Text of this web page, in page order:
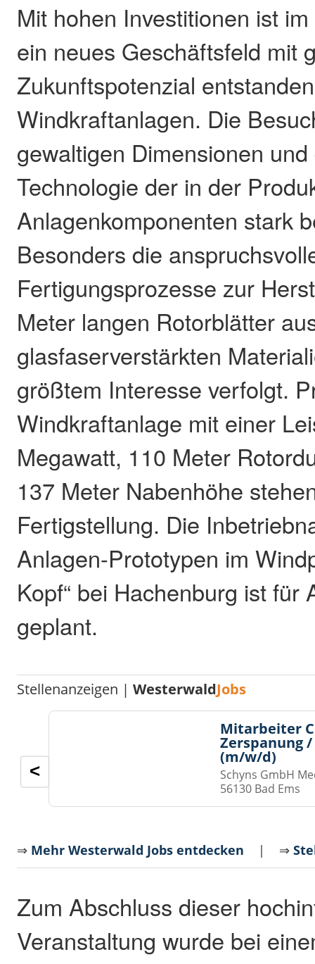
Mit hohen Investitionen ist
ein neues Geschäftsfeld mit
Zukunftspotenzial
Windkraftanlagen. Die
gewaltigen Dimensionen
Technologie der in der
Anlagenkomponenten stark
Besonders die
Fertigungsprozesse zur
Meter langen Rotorblätter
glasfaserverstärkten
größtem Interesse verfolgt.
Windkraftanlage mit einer
Megawatt, 110 Meter
137 Meter Nabenhöhe
Fertigstellung. Die
Anlagen-Prototypen im
Kopf“ bei Hachenburg ist für
geplant.
Stellenanzeigen |WesterwaldJobs
Mitarbeiter
Zerspanung
(m/w/d)
Schyns GmbH
56130 Bad Ems
<
⇒ Mehr Westerwald Jobs entdecken | ⇒
Zum Abschluss dieser
Veranstaltung wurde bei